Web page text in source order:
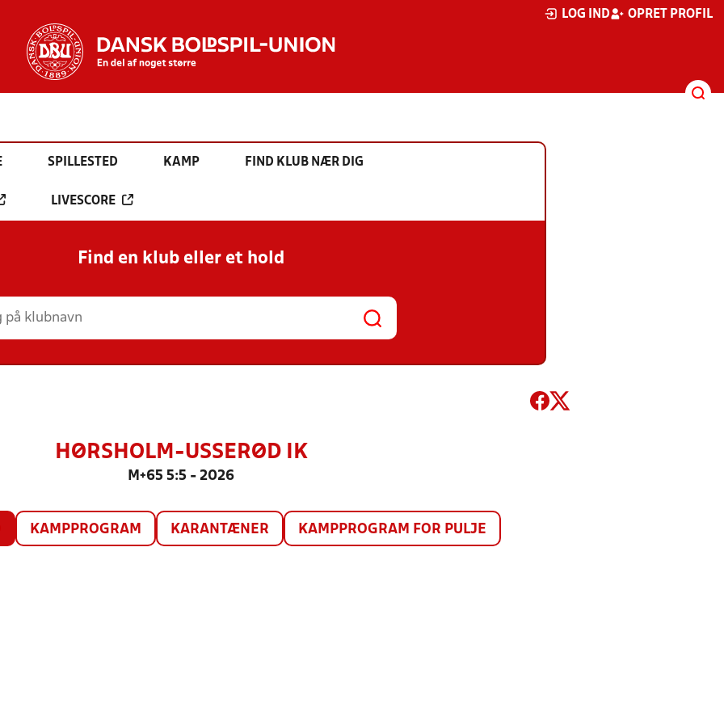
LOG IND OPRET PROFIL
SPILLESTED KAMP FIND KLUB NÆR DIG
LIVESCORE
Find en klub eller et hold
HØRSHOLM-USSERØD IK
M+65 5:5 - 2026
KAMPPROGRAM KARANTÆNER KAMPPROGRAM FOR PULJE